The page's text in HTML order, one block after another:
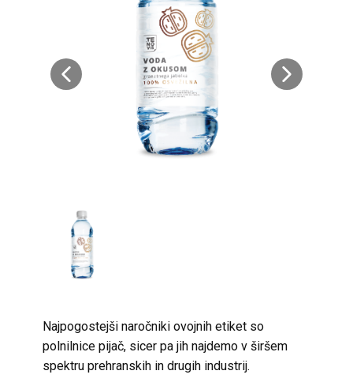
​​Najpogostejši naročniki ovojnih etiket so
polnilnice pijač, sicer pa jih najdemo v širšem
spektru prehranskih in drugih industrij.